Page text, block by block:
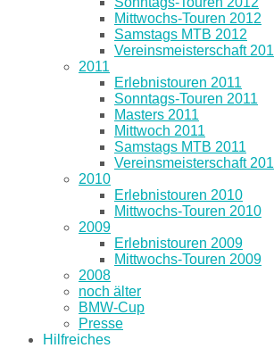
Mittwochs-Touren 2012
Samstags MTB 2012
Vereinsmeisterschaft
2011
Erlebnistouren 2011
Sonntags-Touren 2011
Masters 2011
Mittwoch 2011
Samstags MTB 2011
Vereinsmeisterschaft
2010
Erlebnistouren 2010
Mittwochs-Touren 2010
2009
Erlebnistouren 2009
Mittwochs-Touren 2009
2008
noch älter
BMW-Cup
Presse
Hilfreiches